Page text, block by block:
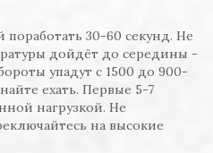
30-60 секунд. Не
дойдёт до середины -
упадут с 1500 до 900-
ехать. Первые 5-7
нагрузкой. Не
на высокие